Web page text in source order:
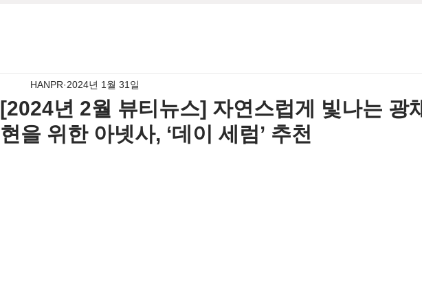
[2024년 2월 뷰티뉴스] 자연스럽게 빛나는 광
현을 위한 아넷사, ‘데이 세럼’ 추천
HANPR 2024년 1월 31일